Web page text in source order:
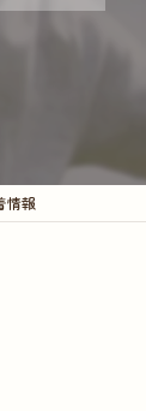
情報